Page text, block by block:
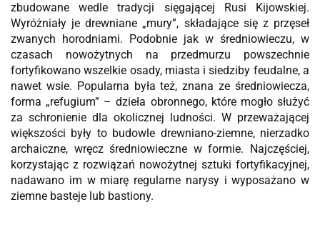
zbudowane wedle tradycji sięgającej Rusi Kijowskiej.
Wyróżniały je drewniane „mury”, składające się z przęseł
zwanych horodniami. Podobnie jak w średniowieczu, w
czasach nowożytnych na przedmurzu powszechnie
fortyfikowano wszelkie osady, miasta i siedziby feudalne, a
nawet wsie. Popularna była też, znana ze średniowiecza,
forma „refugium” – dzieła obronnego, które mogło służyć
za schronienie dla okolicznej ludności. W przeważającej
większości były to budowle drewniano-ziemne, nierzadko
archaiczne, wręcz średniowieczne w formie. Najczęściej,
korzystając z rozwiązań nowożytnej sztuki fortyfikacyjnej,
nadawano im w miarę regularne narysy i wyposażano w
ziemne basteje lub bastiony.